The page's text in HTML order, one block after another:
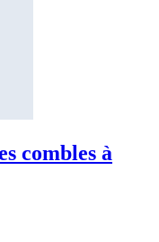
combles à